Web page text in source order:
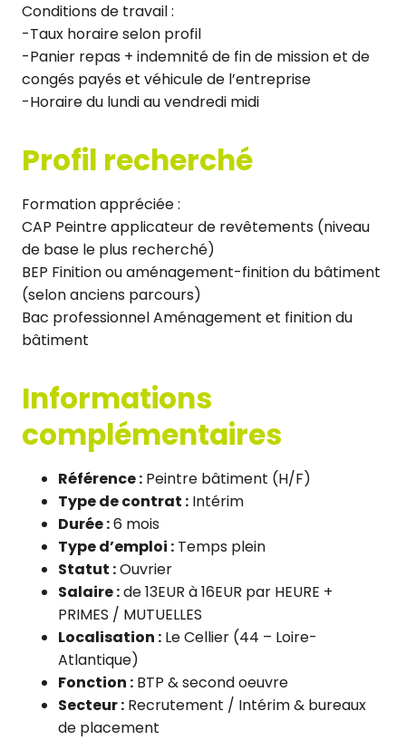
Conditions de travail :
-Taux horaire selon profil
-Panier repas + indemnité de fin de mission et de
congés payés et véhicule de l’entreprise
-Horaire du lundi au vendredi midi
Profil recherché
Formation appréciée :
CAP Peintre applicateur de revêtements (niveau
de base le plus recherché)
BEP Finition ou aménagement-finition du bâtiment
(selon anciens parcours)
Bac professionnel Aménagement et finition du
bâtiment
Informations
complémentaires
Référence : Peintre bâtiment (H/F)
Type de contrat : Intérim
Durée :6 mois
Type d’emploi : Temps plein
Statut :Ouvrier
Salaire :de 13EUR à 16EUR par HEURE +
PRIMES / MUTUELLES
Localisation : Le Cellier (44 – Loire-
Atlantique)
Fonction : BTP & second oeuvre
Secteur : Recrutement / Intérim & bureaux
de placement